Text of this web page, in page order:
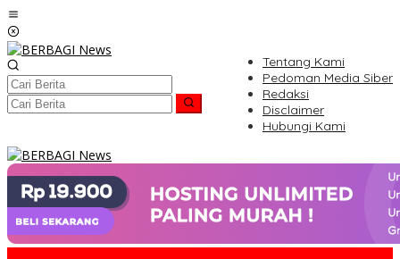
Lewati
ke
konten
Tentang Kami
Pedoman Media Siber
Redaksi
Disclaimer
Hubungi Kami